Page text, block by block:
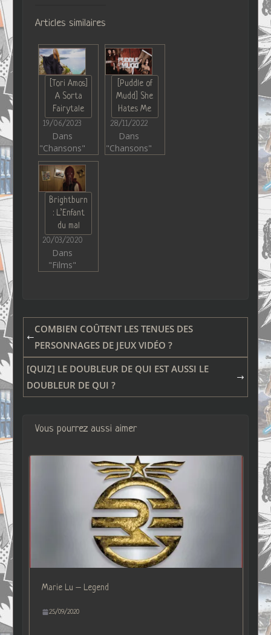
Articles similaires
[Tori Amos]
A Sorta
Fairytale
19/06/2023
Dans
"Chansons"
[Puddle of
Mudd] She
Hates Me
28/11/2022
Dans
"Chansons"
Brightburn
: L’Enfant
du mal
20/03/2020
Dans
"Films"
COMBIEN COÛTENT LES TENUES DES
PERSONNAGES DE JEUX VIDÉO ?
[QUIZ] LE DOUBLEUR DE QUI EST AUSSI LE
DOUBLEUR DE QUI ?
Vous pourrez aussi aimer
Marie Lu – Legend
25/09/2020